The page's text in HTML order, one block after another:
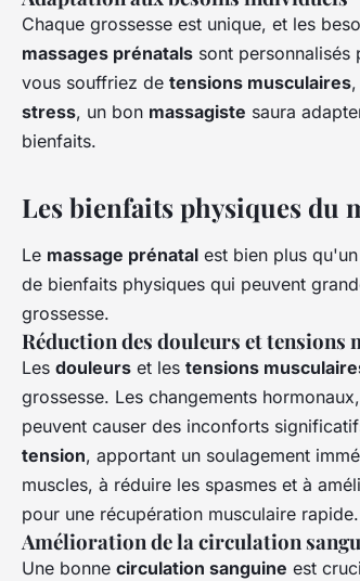
Chaque grossesse est unique, et les
massages prénatals sont personnalisés
vous souffriez de tensions musculaires
stress, un bon massagiste saura
bienfaits.
Les bienfaits physiques du
Le massage prénatal est bien plus
de bienfaits physiques qui peuvent
grossesse.
Réduction des douleurs et tensions
Les douleurs et les tensions
grossesse. Les changements
peuvent causer des inconforts
tension, apportant un soulagement
muscles, à réduire les spasmes et à
pour une récupération musculaire rapide.
Amélioration de la circulation
Une bonne circulation sanguine est